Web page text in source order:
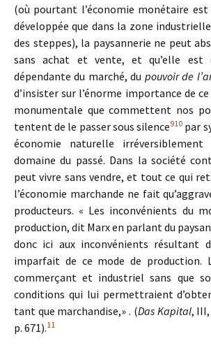
(où pourtant l’économie monétaire
développée que dans la zone
des steppes), la paysannerie ne peut
sans achat et vente, et qu’elle est
dépendante du marché, du pouvoir de
d’insister sur l’énorme importance de
monumentale que commettent nos
tentent de le passer sous silence910 par
économie naturelle
domaine du passé. Dans la société
peut vivre sans vendre, et tout ce qui
l’économie marchande ne fait
producteurs. « Les inconvénients du
production, dit Marx en parlant du
donc ici aux inconvénients résultant
imparfait de ce mode de production.
commerçant et industriel sans que
conditions qui lui permettraient
tant que marchandise,» . (Das Kapital, III,
p. 671).11